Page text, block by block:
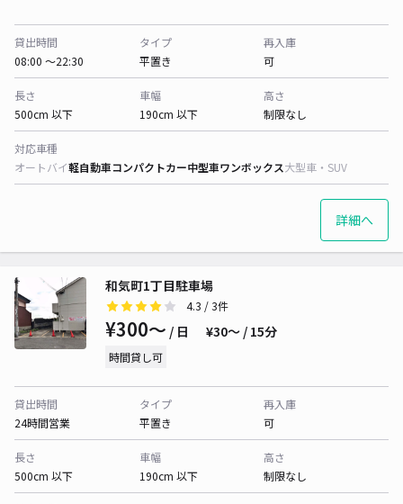
貸出時間
08:00 〜22:30
タイプ
平置き
再入庫
可
長さ
500cm 以下
車幅
190cm 以下
高さ
制限なし
対応車種
オートバイ軽自動車コンパクトカー中型車ワンボックス大型車・SUV
詳細へ
和気町1丁目駐車場
4.3 / 3件
¥300〜 / 日 ¥30〜 / 15分
時間貸し可
貸出時間
24時間営業
タイプ
平置き
再入庫
可
長さ
500cm 以下
車幅
190cm 以下
高さ
制限なし